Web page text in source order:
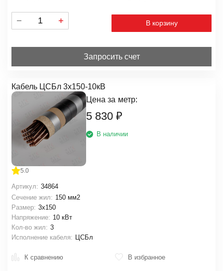
В корзину
Запросить счет
Кабель ЦСБл 3х150-10кВ
Цена за метр:
5 830 ₽
В наличии
5.0
Артикул: 34864
Сечение жил: 150 мм2
Размер: 3х150
Напряжение: 10 кВт
Кол-во жил: 3
Исполнение кабеля: ЦСБл
К сравнению В избранное